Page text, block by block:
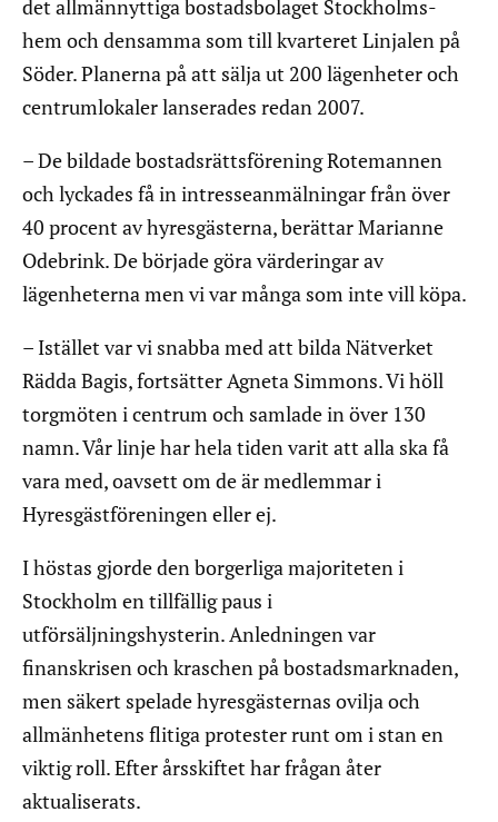
det allmännyttiga bostadsbolaget Stockholms-
hem och densamma som till kvarteret Linjalen på
Söder. Planerna på att sälja ut 200 lägenheter och
centrumlokaler lanserades redan 2007.
– De bildade bostadsrättsförening Rotemannen
och lyckades få in intresseanmälningar från över
40 procent av hyresgästerna, berättar Marianne
Odebrink. De började göra värderingar av
lägenheterna men vi var många som inte vill köpa.
– Istället var vi snabba med att bilda Nätverket
Rädda Bagis, fortsätter Agneta Simmons. Vi höll
torgmöten i centrum och samlade in över 130
namn. Vår linje har hela tiden varit att alla ska få
vara med, oavsett om de är medlemmar i
Hyresgästföreningen eller ej.
I höstas gjorde den borgerliga majoriteten i
Stockholm en tillfällig paus i
utförsäljningshysterin. Anledningen var
finanskrisen och kraschen på bostadsmarknaden,
men säkert spelade hyresgästernas ovilja och
allmänhetens flitiga protester runt om i stan en
viktig roll. Efter årsskiftet har frågan åter
aktualiserats.